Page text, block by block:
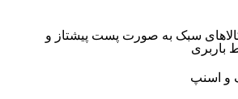
سبک به صورت پست پیشتاز و
باربری
و اسنپ